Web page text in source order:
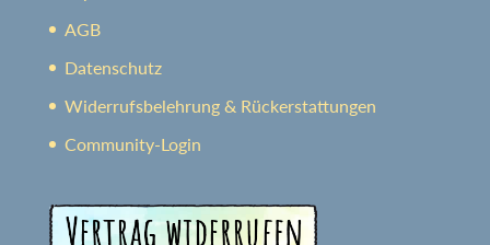
AGB
Datenschutz
Widerrufsbelehrung & Rückerstattungen
Community-Login